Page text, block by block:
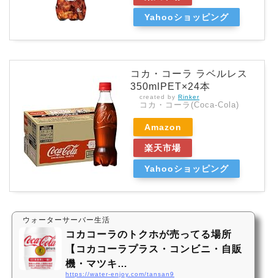
Yahooショッピング
コカ・コーラ ラベルレス
350mlPET×24本
created by Rinker
コカ・コーラ(Coca-Cola)
Amazon
楽天市場
Yahooショッピング
ウォーターサーバー生活
コカコーラのトクホが売ってる場所
【コカコーラプラス・コンビニ・自販
機・マツキ…
https://water-enjoy.com/tansan9